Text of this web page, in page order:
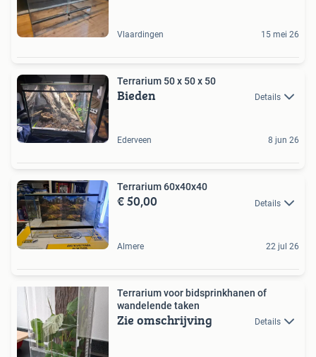
Vlaardingen 15 mei 26
Terrarium 50 x 50 x 50
Bieden Details
Ederveen 8 jun 26
Terrarium 60x40x40
€ 50,00 Details
Almere 22 jul 26
Terrarium voor bidsprinkhanen of
wandelende taken
Zie omschrijving Details